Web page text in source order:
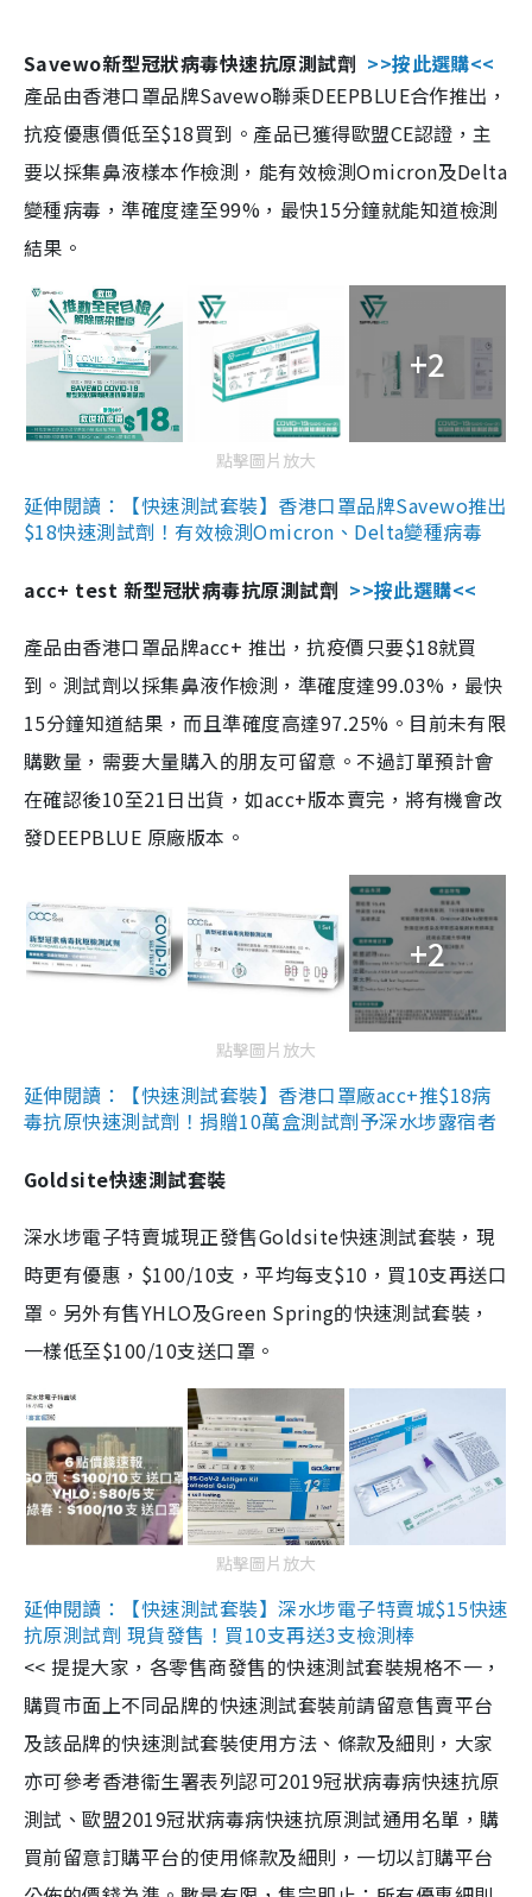
Savewo新型冠狀病毒快速抗原測試劑 >>按此選購<<
產品由香港口罩品牌Savewo聯乘DEEPBLUE合作推出，
抗疫優惠價低至$18買到。產品已獲得歐盟CE認證，主
要以採集鼻液樣本作檢測，能有效檢測Omicron及Delta
變種病毒，準確度達至99%，最快15分鐘就能知道檢測
結果。
+2
點擊圖片放大
延伸閱讀：【快速測試套裝】香港口罩品牌Savewo推出
$18快速測試劑！有效檢測Omicron、Delta變種病毒
acc+ test 新型冠狀病毒抗原測試劑 >>按此選購<<
產品由香港口罩品牌acc+ 推出，抗疫價只要$18就買
到。測試劑以採集鼻液作檢測，準確度達99.03%，最快
15分鐘知道結果，而且準確度高達97.25%。目前未有限
購數量，需要大量購入的朋友可留意。不過訂單預計會
在確認後10至21日出貨，如acc+版本賣完，將有機會改
發DEEPBLUE 原廠版本。
+2
點擊圖片放大
延伸閱讀：【快速測試套裝】香港口罩廠acc+推$18病
毒抗原快速測試劑！捐贈10萬盒測試劑予深水埗露宿者
Goldsite快速測試套裝
深水埗電子特賣城現正發售Goldsite快速測試套裝，現
時更有優惠，$100/10支，平均每支$10，買10支再送口
罩。另外有售YHLO及Green Spring的快速測試套裝，
一樣低至$100/10支送口罩。
點擊圖片放大
延伸閱讀：【快速測試套裝】深水埗電子特賣城$15快速
抗原測試劑 現貨發售！買10支再送3支檢測棒
<< 提提大家，各零售商發售的快速測試套裝規格不一，
購買市面上不同品牌的快速測試套裝前請留意售賣平台
及該品牌的快速測試套裝使用方法、條款及細則，大家
亦可參考香港衞生署表列認可2019冠狀病毒病快速抗原
測試、歐盟2019冠狀病毒病快速抗原測試通用名單，購
買前留意訂購平台的使用條款及細則，一切以訂購平台